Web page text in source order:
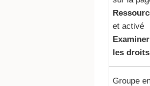
et activé
Examiner
les droits
Groupe